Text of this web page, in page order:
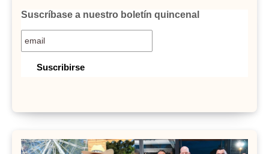
Suscríbase a nuestro boletín quincenal